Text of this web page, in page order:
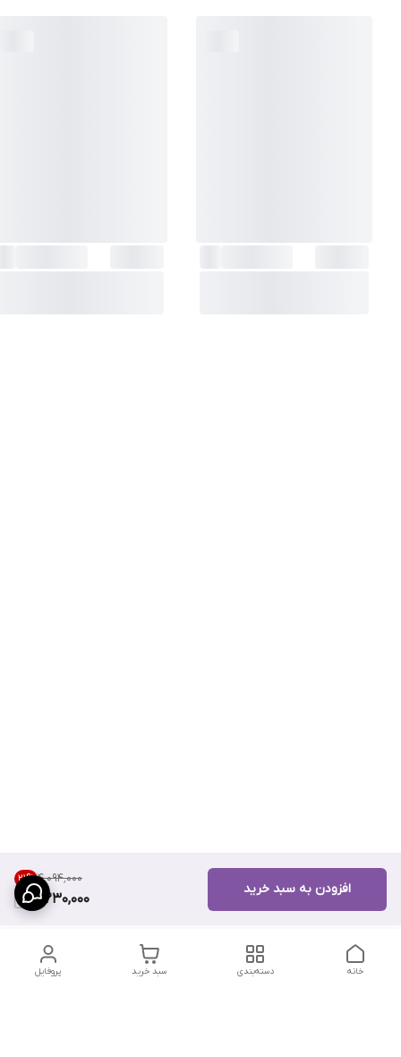
۴٬۰۹۴٬۰۰۰ 21%
3,230,000
افزودن به سبد خرید
پروفایل سبد خرید دسته‌بندی خانه